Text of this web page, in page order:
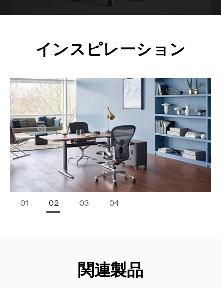
インスピレーション
関連製品